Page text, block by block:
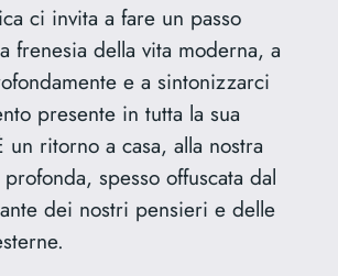
ci invita a fare un passo
frenesia della vita moderna, a
e a sintonizzarci
presente in tutta la sua
un ritorno a casa, alla nostra
spesso offuscata dal
dei nostri pensieri e delle